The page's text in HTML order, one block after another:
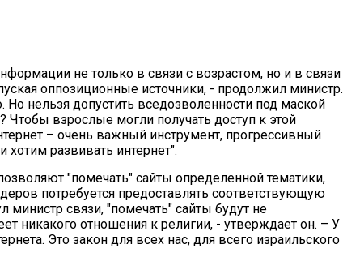
не только в связи с возрастом, но и в связи
оппозиционные источники, - продолжил министр.
нельзя допустить вседозволенности под маской
взрослые могли получать доступ к этой
– очень важный инструмент, прогрессивный
развивать интернет".
"помечать" сайты определенной тематики,
потребуется предоставлять соответствующую
связи, "помечать" сайты будут не
никакого отношения к религии, - утверждает он. – У
Это закон для всех нас, для всего израильского